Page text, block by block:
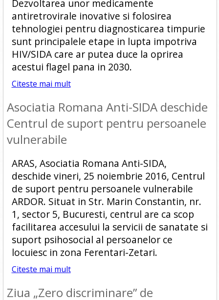
Dezvoltarea unor medicamente
antiretrovirale inovative si folosirea
tehnologiei pentru diagnosticarea timpurie
sunt principalele etape in lupta impotriva
HIV/SIDA care ar putea duce la oprirea
acestui flagel pana in 2030.
Citeste mai mult
Asociatia Romana Anti-SIDA deschide
Centrul de suport pentru persoanele
vulnerabile
ARAS, Asociatia Romana Anti-SIDA,
deschide vineri, 25 noiembrie 2016, Centrul
de suport pentru persoanele vulnerabile
ARDOR. Situat in Str. Marin Constantin, nr.
1, sector 5, Bucuresti, centrul are ca scop
facilitarea accesului la servicii de sanatate si
suport psihosocial al persoanelor ce
locuiesc in zona Ferentari-Zetari.
Citeste mai mult
Ziua „Zero discriminare” de